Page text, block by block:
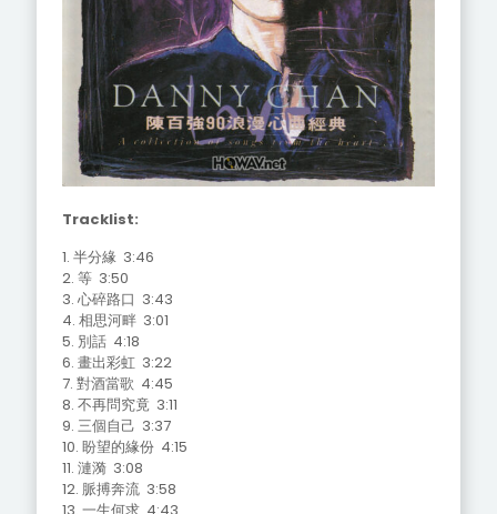
Tracklist:
1. 半分緣 3:46
2. 等 3:50
3. 心碎路口 3:43
4. 相思河畔 3:01
5. 別話 4:18
6. 畫出彩虹 3:22
7. 對酒當歌 4:45
8. 不再問究竟 3:11
9. 三個自己 3:37
10. 盼望的緣份 4:15
11. 漣漪 3:08
12. 脈搏奔流 3:58